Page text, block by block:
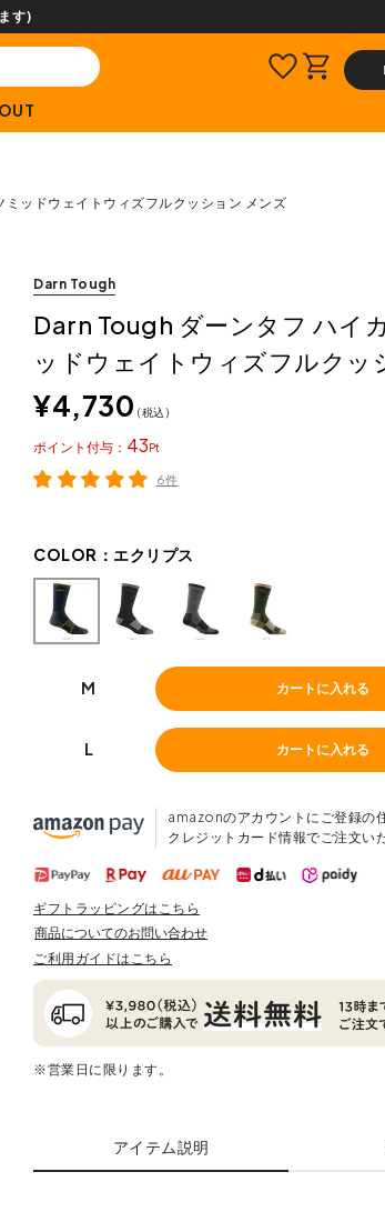
換送料片道無料サービス
ッドウェイトウィズフルクッション メンズ
Darn Tough
Darn Tough ダーンタフ ハイ
ッドウェイトウィズフルクッ
¥4,730 税込
43
ポイント
6件
COLOR： エクリプス
M カートに入れる
L カートに入れる
amazonのアカウントにご登録の
クレジットカード情報でご注文い
ギフトラッピングはこちら
商品についてのお問い合わせ
ご利用ガイドはこちら
※営業日に限ります。
アイテム説明